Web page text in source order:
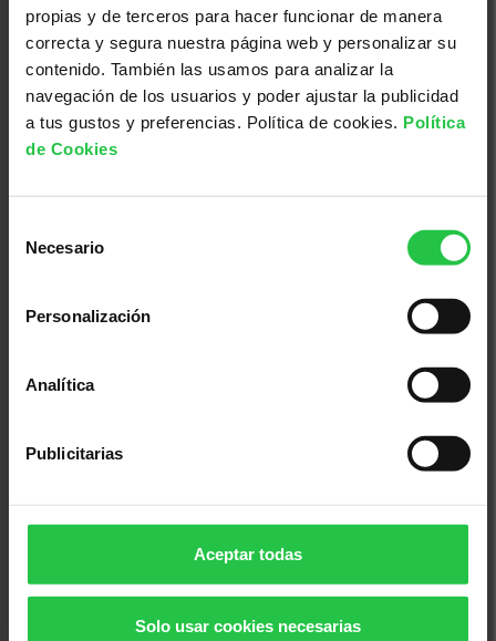
propias y de terceros para hacer funcionar de manera
correcta y segura nuestra página web y personalizar su
contenido. También las usamos para analizar la
navegación de los usuarios y poder ajustar la publicidad
a tus gustos y preferencias. Política de cookies. Política
de Cookies
Necesario
Personalización
Analítica
Publicitarias
Aceptar todas
Solo usar cookies necesarias
VÍDEO
SEDE DE MADRID
objeto de su investigación, apoyada
Madrid
FIESTA SOLIDARIA
SEDE DE MADRID